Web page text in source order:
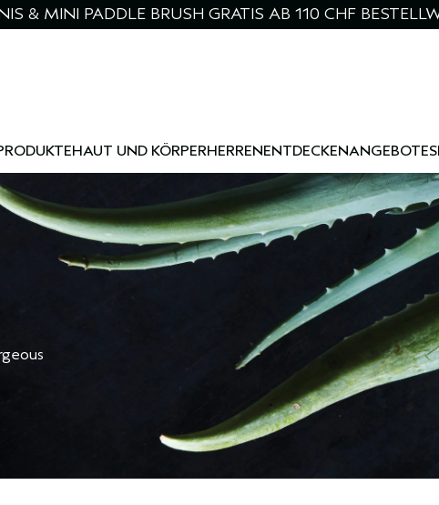
& MINI PADDLE BRUSH GRATIS AB 110 CHF
HAUT UND KÖRPERHERRENENTDECKENANGEBOTE